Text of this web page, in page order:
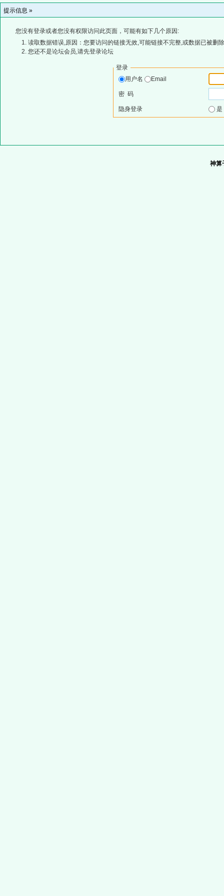
提示信息 »
您没有登录或者您没有权限访问此页面，可能有如下几个原因:
读取数据错误,原因：您要访问的链接无效,可能链接不完整,或数据已被删
您还不是论坛会员,请先登录论坛
登录
用户名
Email
密 码
隐身登录
神算